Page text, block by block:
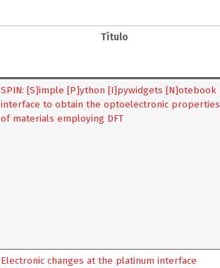
Título
SPIN: [S]imple [P]ython [I]pywidgets [N]otebook
interface to obtain the optoelectronic properties
of materials employing DFT
Electronic changes at the platinum interface